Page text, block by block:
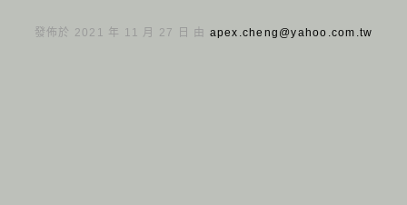
發佈於 2021 年 11 月 27 日 由 apex.cheng@yahoo.com.tw